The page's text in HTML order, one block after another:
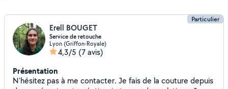
Particulier
Erell BOUGET
Service de retouche
Lyon (Griffon-Royale)
4,3/5 (7 avis)
Présentation
N'hésitez pas à me contacter. Je fais de la couture depuis